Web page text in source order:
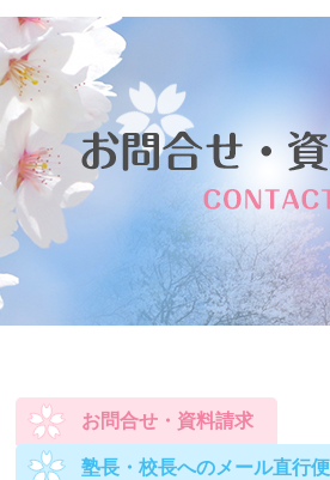
お問合せ・資料請求
塾長・校長へのメール直行便